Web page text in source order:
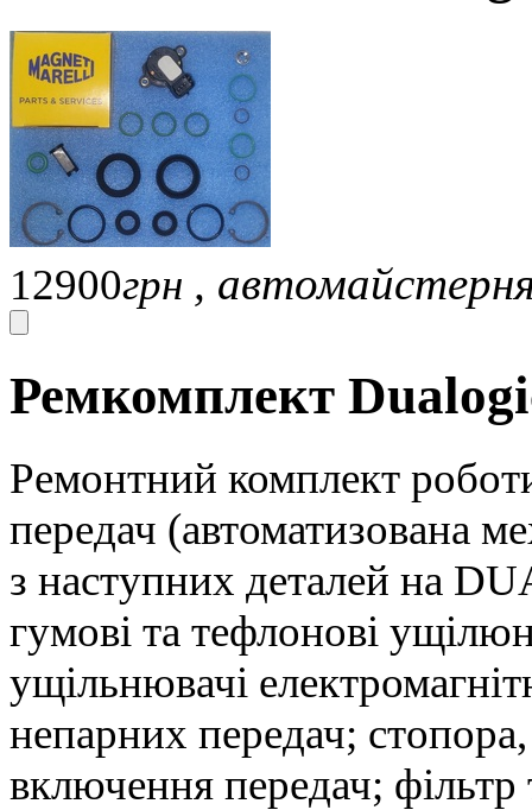
12900грн ,
Ремкомплект
Ремонтний комплект
передач (автоматизована
з наступних деталей на
гумові та тефлонові
ущільнювачі
непарних передач;
включення передач;